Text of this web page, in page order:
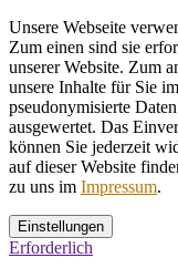
Unsere Webseite
Zum einen sind sie
unserer Website. Zum
unsere Inhalte für Sie
pseudonymisierte
ausgewertet. Das
können Sie jederzeit
auf dieser Website
zu uns im Impressum.
Einstellungen
Erforderlich